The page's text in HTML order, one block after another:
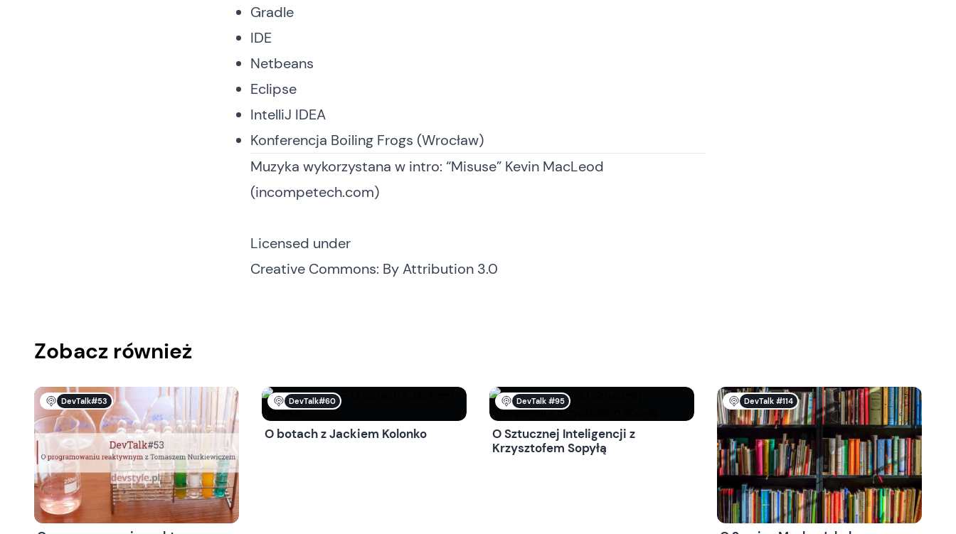
Gradle
IDE
Netbeans
Eclipse
IntelliJ IDEA
Konferencja Boiling Frogs (Wrocław)
Muzyka wykorzystana w intro: “Misuse” Kevin MacLeod
(incompetech.com)
Licensed under
Creative Commons: By Attribution 3.0
Zobacz również
DevTalk#53 DevTalk#60
O botach z Jackiem Kolonko
DevTalk #95
O Sztucznej Inteligencji z
Krzysztofem Sopyłą
DevTalk #114